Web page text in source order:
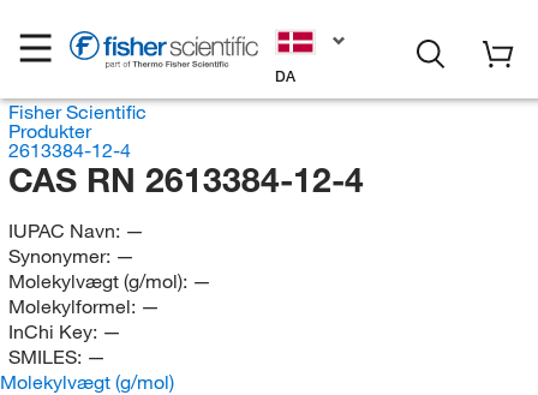
DA
Fisher Scientific
Produkter
2613384-12-4
CAS RN 2613384-12-4
IUPAC Navn: —
Synonymer: —
Molekylvægt (g/mol): —
Molekylformel: —
InChi Key: —
SMILES: —
Molekylvægt (g/mol)